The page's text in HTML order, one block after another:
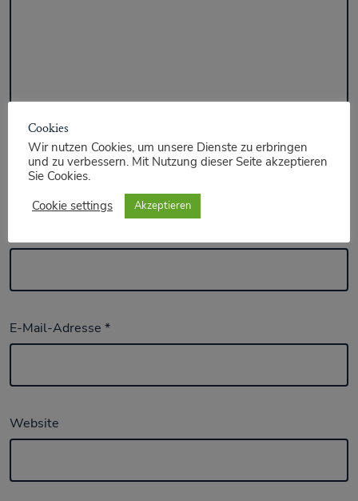
E-Mail-Adresse*
Website
Cookies
Wir nutzen Cookies, um unsere Dienste zu erbringen
und zu verbessern. Mit Nutzung dieser Seite akzeptieren
Sie Cookies.
Cookie settings
Akzeptieren